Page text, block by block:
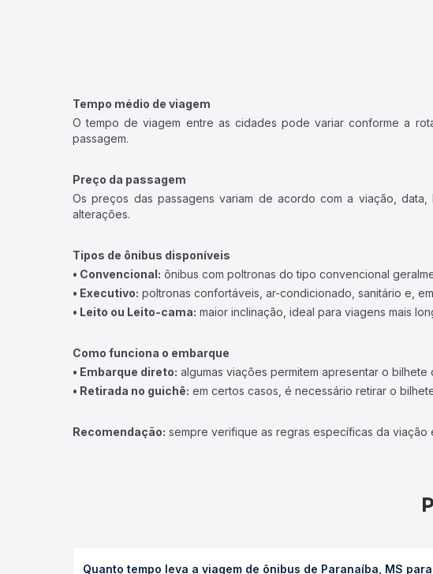
Tempo médio de viagem
O tempo de viagem entre as cidades pode variar conforme a
passagem.
Preço da passagem
Os preços das passagens variam de acordo com a viação,
alterações.
Tipos de ônibus disponíveis
• Convencional: ônibus com poltronas do tipo convencional
• Executivo: poltronas confortáveis, ar-condicionado, sanitário e,
• Leito ou Leito-cama: maior inclinação, ideal para viagens mais
Como funciona o embarque
• Embarque direto: algumas viações permitem apresentar o
• Retirada no guichê: em certos casos, é necessário retirar o
Recomendação: sempre verifique as regras específicas da
Quanto tempo leva a viagem de ônibus de Paranaíba, MS